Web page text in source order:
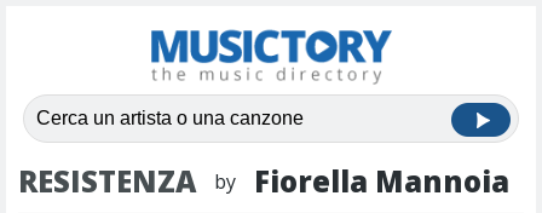
RESISTENZA by Fiorella Mannoia